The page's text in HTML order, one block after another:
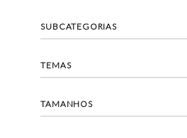
SUBCATEGORIAS
TEMAS
TAMANHOS